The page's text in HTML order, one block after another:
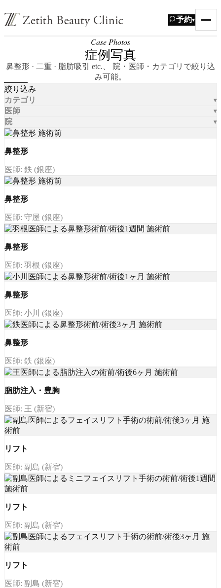
予約▾
Case Photos
症例写真
鼻整形 · 二重 · 脂肪吸引 etc.、 院・医師・カテゴリで絞り込
み可能。
絞り込み
カテゴリ
医師
院
鼻整形
医師: 鉄 (銀座)
鼻整形
医師: 守屋 (銀座)
鼻整形
医師: 羽根 (銀座)
鼻整形
医師: 小川 (銀座)
鼻整形
医師: 鉄 (銀座)
脂肪注入・豊胸
医師: 王 (新宿)
リフト
医師: 副島 (新宿)
リフト
医師: 副島 (新宿)
リフト
医師: 副島 (新宿)